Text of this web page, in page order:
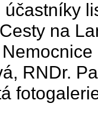
na
RNDr.